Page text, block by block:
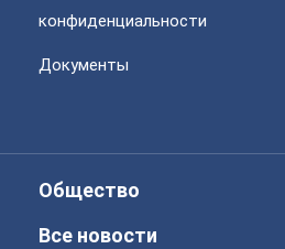
конфиденциальности
Документы
Общество
Все новости